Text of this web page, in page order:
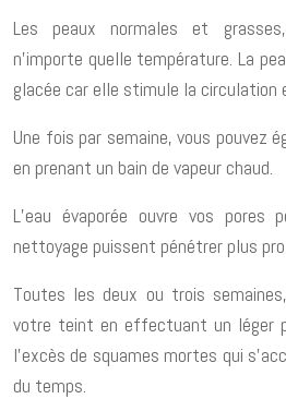
Les peaux normales et
n’importe quelle température. La
glacée car elle stimule la circulation
Une fois par semaine, vous pouvez
en prenant un bain de vapeur chaud.
L’eau évaporée ouvre vos pores
nettoyage puissent pénétrer plus
Toutes les deux ou trois
votre teint en effectuant un léger
l’excès de squames mortes qui
du temps.